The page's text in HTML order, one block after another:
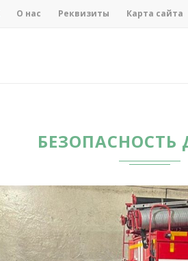
О нас Реквизиты Карта сайта
БЕЗОПАСНОСТЬ